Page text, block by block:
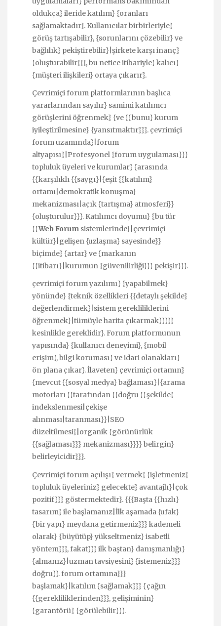
oldukça} ileride katılım} {oranları
sağlamaktadır}. Kullanıcılar birbirleriyle}
görüş tartışabilir}, {sorunlarını çözebilir} ve
bağlılık} pekiştirebilir}|şirkete karşı inanç}
{oluşturabilir}}}, bu netice itibariyle} kalıcı}
{müşteri ilişkileri} ortaya çıkarır}.
Çevrimiçi forum platformlarının başlıca
yararlarından sayılır} samimi katılımcı
görüşlerini öğrenmek} {ve {{bunu} kurum
iyileştirilmesine} {yansıtmaktır}}}. çevrimiçi
forum uzamında}|forum
altyapısı}|Profesyonel {forum uygulaması}}}
topluluk üyeleri ve kurumlar} {arasında
{{karşılıklı {{saygı}|{eşit {{katılım}
ortamı|demokratik konuşma}
mekanizması|açık {tartışma} atmosferi}}
{oluşturulur}}}. Katılımcı doyumu} {bu tür
{{Web Forum sistemlerinde}|çevrimiçi
kültür}|gelişen {uzlaşma} sayesinde}}
biçimde} {artar} ve {markanın
{{itibarı}|kurumun {güvenilirliği}}} pekişir}}}.
çevrimiçi forum yazılımı} {yapabilmek}
yönünde} {teknik özellikleri {{detaylı şekilde}
değerlendirmek}|sistem gerekliliklerini
öğrenmek}|tümüyle harita çıkarmak}}}}}
kesinlikle gereklidir}. Forum platformunun
yapısında} {kullanıcı deneyimi}, {mobil
erişim}, bilgi koruması} ve idari olanakları}
ön plana çıkar}. İlaveten} çevrimiçi ortamın}
{mevcut {{sosyal medya} bağlaması}|{arama
motorları {{tarafından {{doğru {{şekilde}
indekslenmesi|çekişe
alınması|taranması}}|SEO
düzeltilmesi}|organik {görünürlük
{{sağlaması}}} mekanizması}}}} belirgin}
belirleyicidir}}}.
Çevrimiçi forum açılışı} vermek} {işletmeniz}
topluluk üyeleriniz} gelecekte} avantajlı}|çok
pozitif}}} göstermektedir}. {{{Başta {{hızlı}
tasarım} ile başlamanız|İlk aşamada {ufak}
{bir yapı} meydana getirmeniz}}} kademeli
olarak} {büyütüp} yükseltmeniz} isabetli
yöntem}}}, fakat}}} ilk baştan} danışmanlığı}
{almanız}|uzman tavsiyesini} {istemeniz}}}
doğru}}. forum ortamına}}}
başlamak}|katılım {sağlamak}}} {çağın
{{gerekliliklerinden}}}, gelişiminin}
{garantörü} {görülebilir}}}.